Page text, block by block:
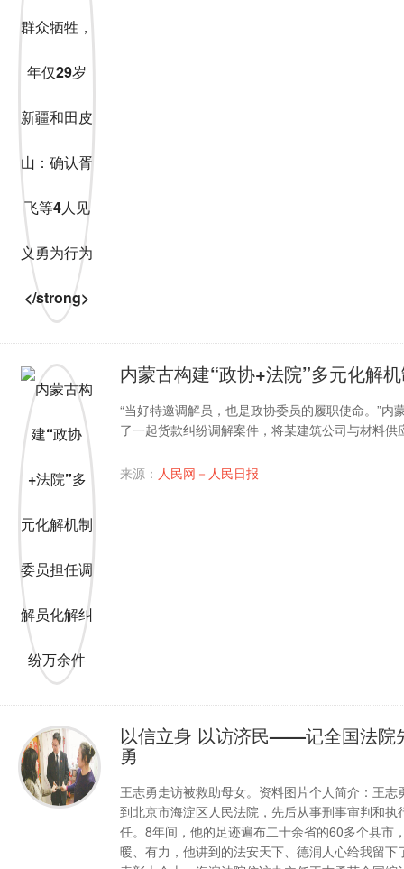
内蒙古构建“政协+法院”多元化解
“当好特邀调解员，也是政协委员的履职使命。”
了一起货款纠纷调解案件，将某建筑公司与材料供
来源： 人民网－人民日报
以信立身 以访济民——记全国法院
勇
王志勇走访被救助母女。资料图片个人简介：王
到北京市海淀区人民法院，先后从事刑事审判和
任。8年间，他的足迹遍布二十余省的60多个县市
暖、有力，他讲到的法安天下、德润人心给我留